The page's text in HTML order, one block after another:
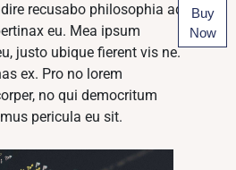
recusabo philosophia ad,
eu. Mea ipsum
justo ubique fierent vis ne.
ex. Pro no lorem
no qui democritum
pericula eu sit.
Buy
Now